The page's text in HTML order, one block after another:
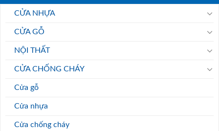
CỬA NHỰA
CỬA GỖ
NỘI THẤT
CỬA CHỐNG CHÁY
Cửa gỗ
Cửa nhựa
Cửa chống cháy